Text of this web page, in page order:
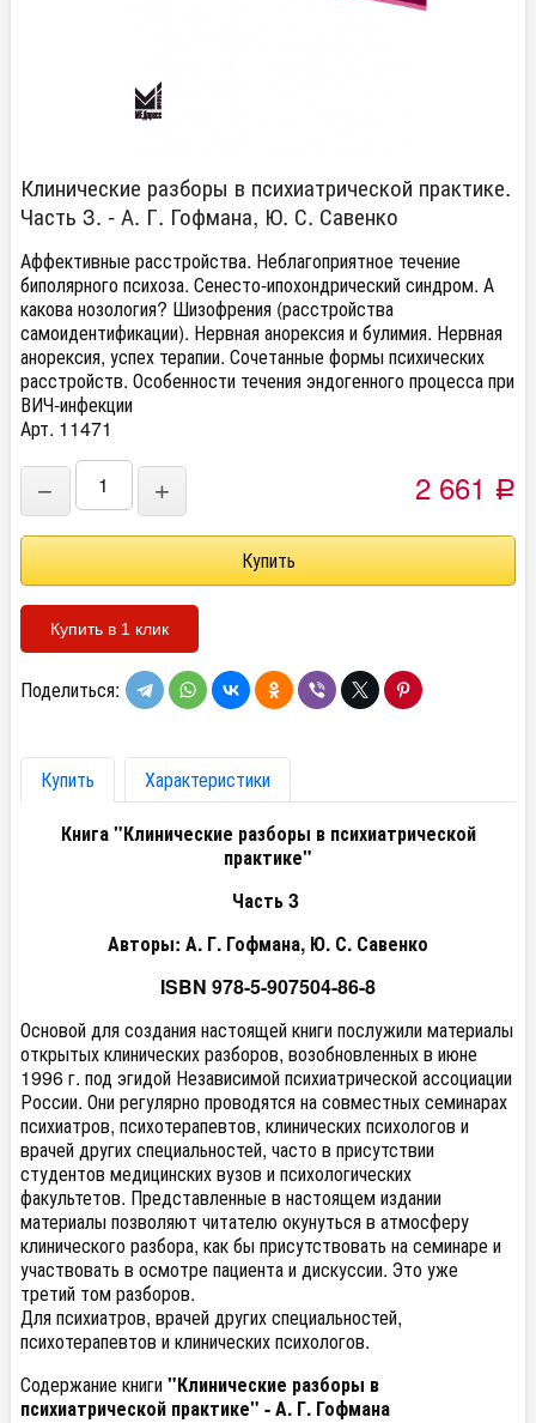
Клинические разборы в психиатрической практике.
Часть 3. - А. Г. Гофмана, Ю. С. Савенко
Аффективные расстройства. Неблагоприятное течение
биполярного психоза. Сенесто-ипохондрический синдром. А
какова нозология? Шизофрения (расстройства
самоидентификации). Нервная анорексия и булимия. Нервная
анорексия, успех терапии. Сочетанные формы психических
расстройств. Особенности течения эндогенного процесса при
ВИЧ-инфекции
Арт. 11471
− + 2 661 Р
Купить в 1 клик
Поделиться:
Купить
Характеристики
Книга "Клинические разборы в психиатрической
практике"
Часть 3
Авторы: А. Г. Гофмана, Ю. С. Савенко
ISBN 978-5-907504-86-8
Основой для создания настоящей книги послужили материалы
открытых клинических разборов, возобновленных в июне
1996 г. под эгидой Независимой психиатрической ассоциации
России. Они регулярно проводятся на совместных семинарах
психиатров, психотерапевтов, клинических психологов и
врачей других специальностей, часто в присутствии
студентов медицинских вузов и психологических
факультетов. Представленные в настоящем издании
материалы позволяют читателю окунуться в атмосферу
клинического разбора, как бы присутствовать на семинаре и
участвовать в осмотре пациента и дискуссии. Это уже
третий том разборов.
Для психиатров, врачей других специальностей,
психотерапевтов и клинических психологов.
Содержание книги"Клинические разборы в
психиатрической практике" - А. Г. Гофмана